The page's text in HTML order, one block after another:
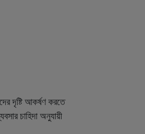
দৃষ্টি আকর্ষণ করতে
চাহিদা অনুযায়ী